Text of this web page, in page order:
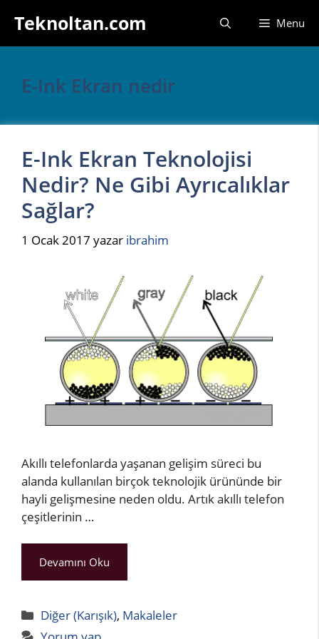
atlaTeknoltan.com Menu
E-Ink Ekran nedir
E-Ink Ekran Teknolojisi
Nedir? Ne Gibi Ayrıcalıklar
Sağlar?
1 Ocak 2017 yazar ibrahim
Akıllı telefonlarda yaşanan gelişim süreci bu
alanda kullanılan birçok teknolojik ürününde bir
hayli gelişmesine neden oldu. Artık akıllı telefon
çeşitlerinin …
Devamını Oku
Kategoriler
Diğer (Karışık), Makaleler